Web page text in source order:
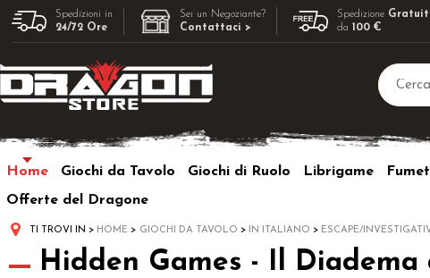
Spedizioni in
24/72 Ore
Sei un Negoziante?
Contattaci >
Spedizione
da100 €
Home Giochi da Tavolo Giochi di Ruolo Librigame
Offerte del Dragone
TI TROVI IN HOME GIOCHI DA TAVOLO IN ITALIANO ESCAPE/
Hidden Games - Il